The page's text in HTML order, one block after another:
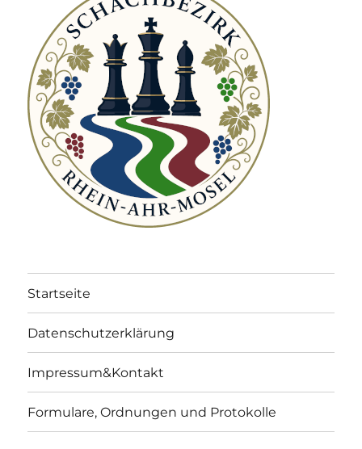
Startseite
Datenschutzerklärung
Impressum&Kontakt
Formulare, Ordnungen und Protokolle